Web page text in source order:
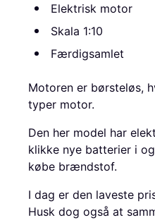
Elektrisk motor
Skala 1:10
Færdigsamlet
Motoren er børsteløs,
typer motor.
Den her model har
klikke nye batterier i
købe brændstof.
I dag er den laveste
Husk dog også at